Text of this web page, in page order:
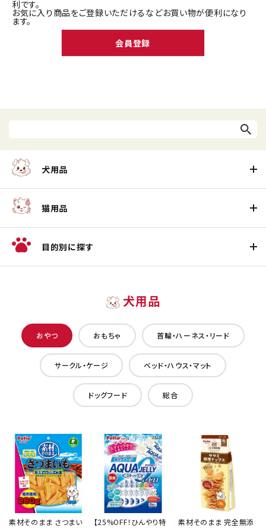
利です。
お気に入り商品をご登録いただけるなどお買い物が便利になり
ます。
会員登録
犬用品
猫用品
目的別に探す
犬用品
おやつ おもちゃ 首輪・ハーネス・リード
サークル・ケージ ベッド・ハウス・マット
ドッグフード 総合
素材そのまま さつまい
【25%OFF！ひんやり特
素材そのまま 完全無添